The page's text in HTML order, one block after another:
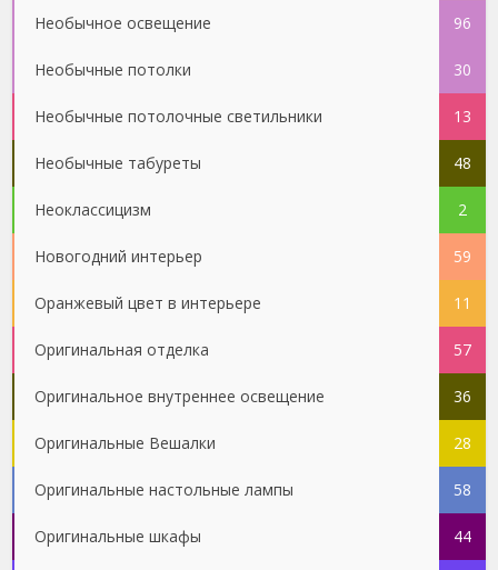
Необычное освещение 96
Необычные потолки 30
Необычные потолочные светильники 13
Необычные табуреты 48
Неоклассицизм 2
Новогодний интерьер 59
Оранжевый цвет в интерьере 11
Оригинальная отделка 57
Оригинальное внутреннее освещение 36
Оригинальные Вешалки 28
Оригинальные настольные лампы 58
Оригинальные шкафы 44